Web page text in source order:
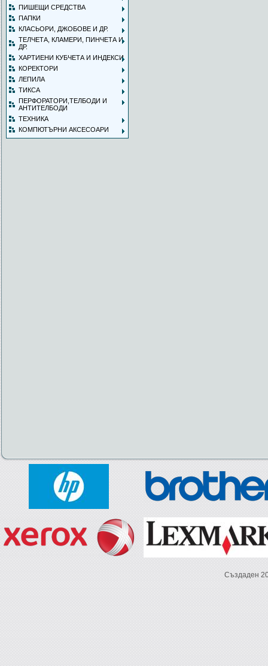
ПИШЕЩИ СРЕДСТВА
ПАПКИ
КЛАСЬОРИ, ДЖОБОВЕ И ДР.
ТЕЛЧЕТА, КЛАМЕРИ, ПИНЧЕТА И
ДР.
ХАРТИЕНИ КУБЧЕТА И ИНДЕКСИ
КОРЕКТОРИ
ЛЕПИЛА
ТИКСА
ПЕРФОРАТОРИ,ТЕЛБОДИ И
АНТИТЕЛБОДИ
ТЕХНИКА
КОМПЮТЪРНИ АКСЕСОАРИ
Създаден